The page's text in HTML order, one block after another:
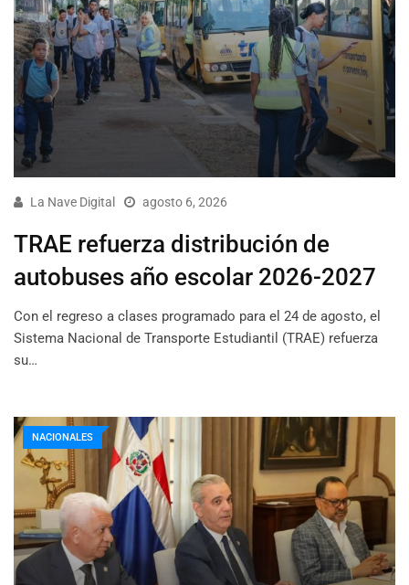
La Nave Digital agosto 6, 2026
TRAE refuerza distribución de
autobuses año escolar 2026-2027
Con el regreso a clases programado para el 24 de agosto, el
Sistema Nacional de Transporte Estudiantil (TRAE) refuerza
su…
NACIONALES